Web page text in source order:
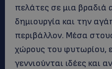
πελάτες σε μια
δημιουργία και την
περιβάλλον. Μέσα
χώρους του φυτωρίου,
γεννιούνται ιδέες και